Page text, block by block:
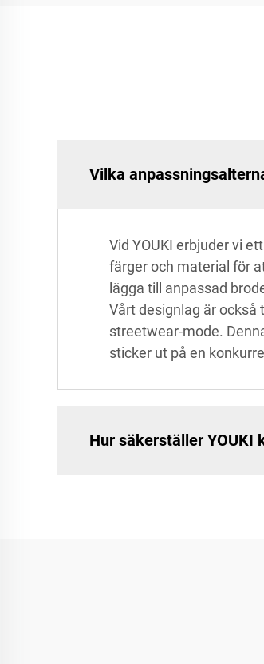
Vilka
Vid YOUKI erbjuder vi
färger och material för
lägga till anpassad
Vårt designlag är
streetwear-mode.
sticker ut på en
Hur säkerställer YOUKI